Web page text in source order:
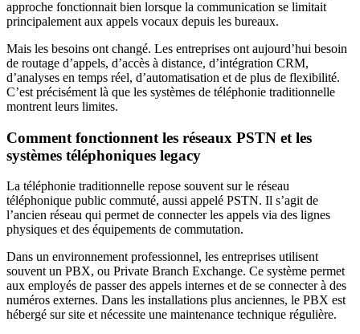
approche fonctionnait bien lorsque la communication se limitait
principalement aux appels vocaux depuis les bureaux.
Mais les besoins ont changé. Les entreprises ont aujourd’hui besoin
de routage d’appels, d’accès à distance, d’intégration CRM,
d’analyses en temps réel, d’automatisation et de plus de flexibilité.
C’est précisément là que les systèmes de téléphonie traditionnelle
montrent leurs limites.
Comment fonctionnent les réseaux PSTN et les
systèmes téléphoniques legacy
La téléphonie traditionnelle repose souvent sur le réseau
téléphonique public commuté, aussi appelé PSTN. Il s’agit de
l’ancien réseau qui permet de connecter les appels via des lignes
physiques et des équipements de commutation.
Dans un environnement professionnel, les entreprises utilisent
souvent un PBX, ou Private Branch Exchange. Ce système permet
aux employés de passer des appels internes et de se connecter à des
numéros externes. Dans les installations plus anciennes, le PBX est
hébergé sur site et nécessite une maintenance technique régulière.